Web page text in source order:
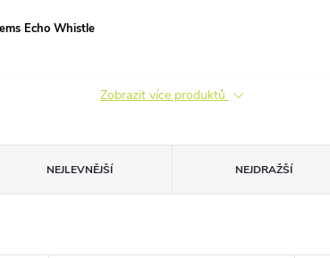
Echo Whistle
Zobrazit více produktů
NEJLEVNĚJŠÍ NEJDRAŽŠÍ